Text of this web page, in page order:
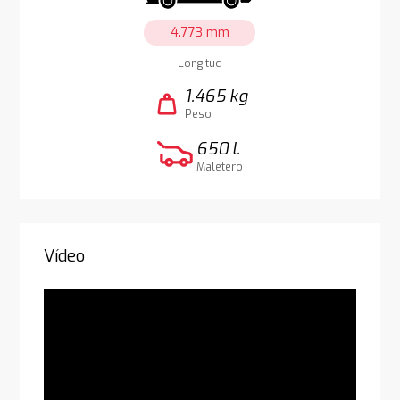
4.773 mm
Longitud
weight 1.465 kg
Peso
650 l.
Maletero
Vídeo